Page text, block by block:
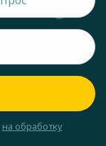
на обработку